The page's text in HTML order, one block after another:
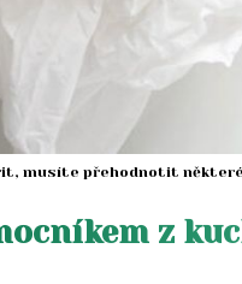
musíte přehodnotit některé
z